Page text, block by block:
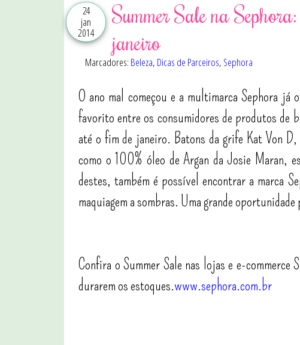
24
jan
2014
Summer Sale na
janeiro
Marcadores: Beleza, Dicas de Parceiros, Sephora
O ano mal começou e a multimarca Sephora
favorito entre os consumidores de produtos de
até o fim de janeiro. Batons da grife Kat Von
como o 100% óleo de Argan da Josie Maran,
destes, também é possível encontrar a marca
maquiagem a sombras. Uma grande
Confira o Summer Sale nas lojas e e-
durarem os estoques.www.sephora.com.br